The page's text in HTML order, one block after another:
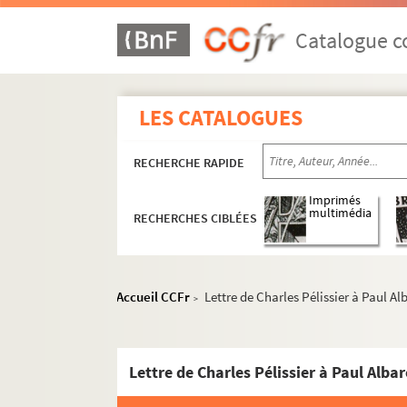
Catalogue
LES CATALOGUES
RECHERCHE RAPIDE
RECHERCHES CIBLÉES
Imprimés
multimédia
Accueil CCFr > Lettre de Charles Pélissier à Paul
Lettre de Charles Pélissier à Paul
A
B
E
G
M
ALB 3.364. Lettre de I. Pagès à Paul